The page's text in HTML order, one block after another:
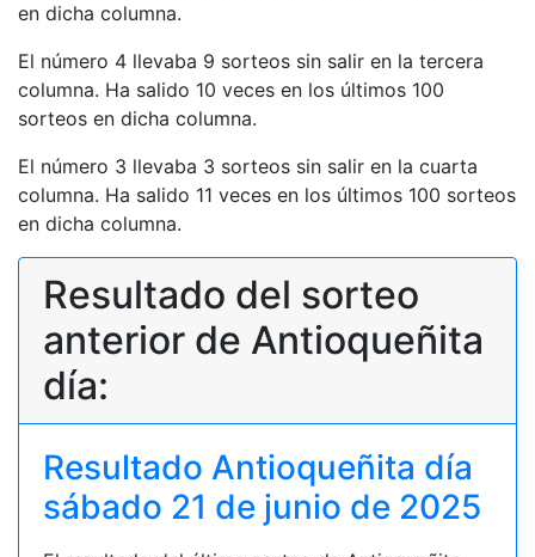
en dicha columna.
El número 4 llevaba 9 sorteos sin salir en la tercera
columna. Ha salido 10 veces en los últimos 100
sorteos en dicha columna.
El número 3 llevaba 3 sorteos sin salir en la cuarta
columna. Ha salido 11 veces en los últimos 100 sorteos
en dicha columna.
Resultado del sorteo
anterior de Antioqueñita
día:
Resultado Antioqueñita día
sábado 21 de junio de 2025